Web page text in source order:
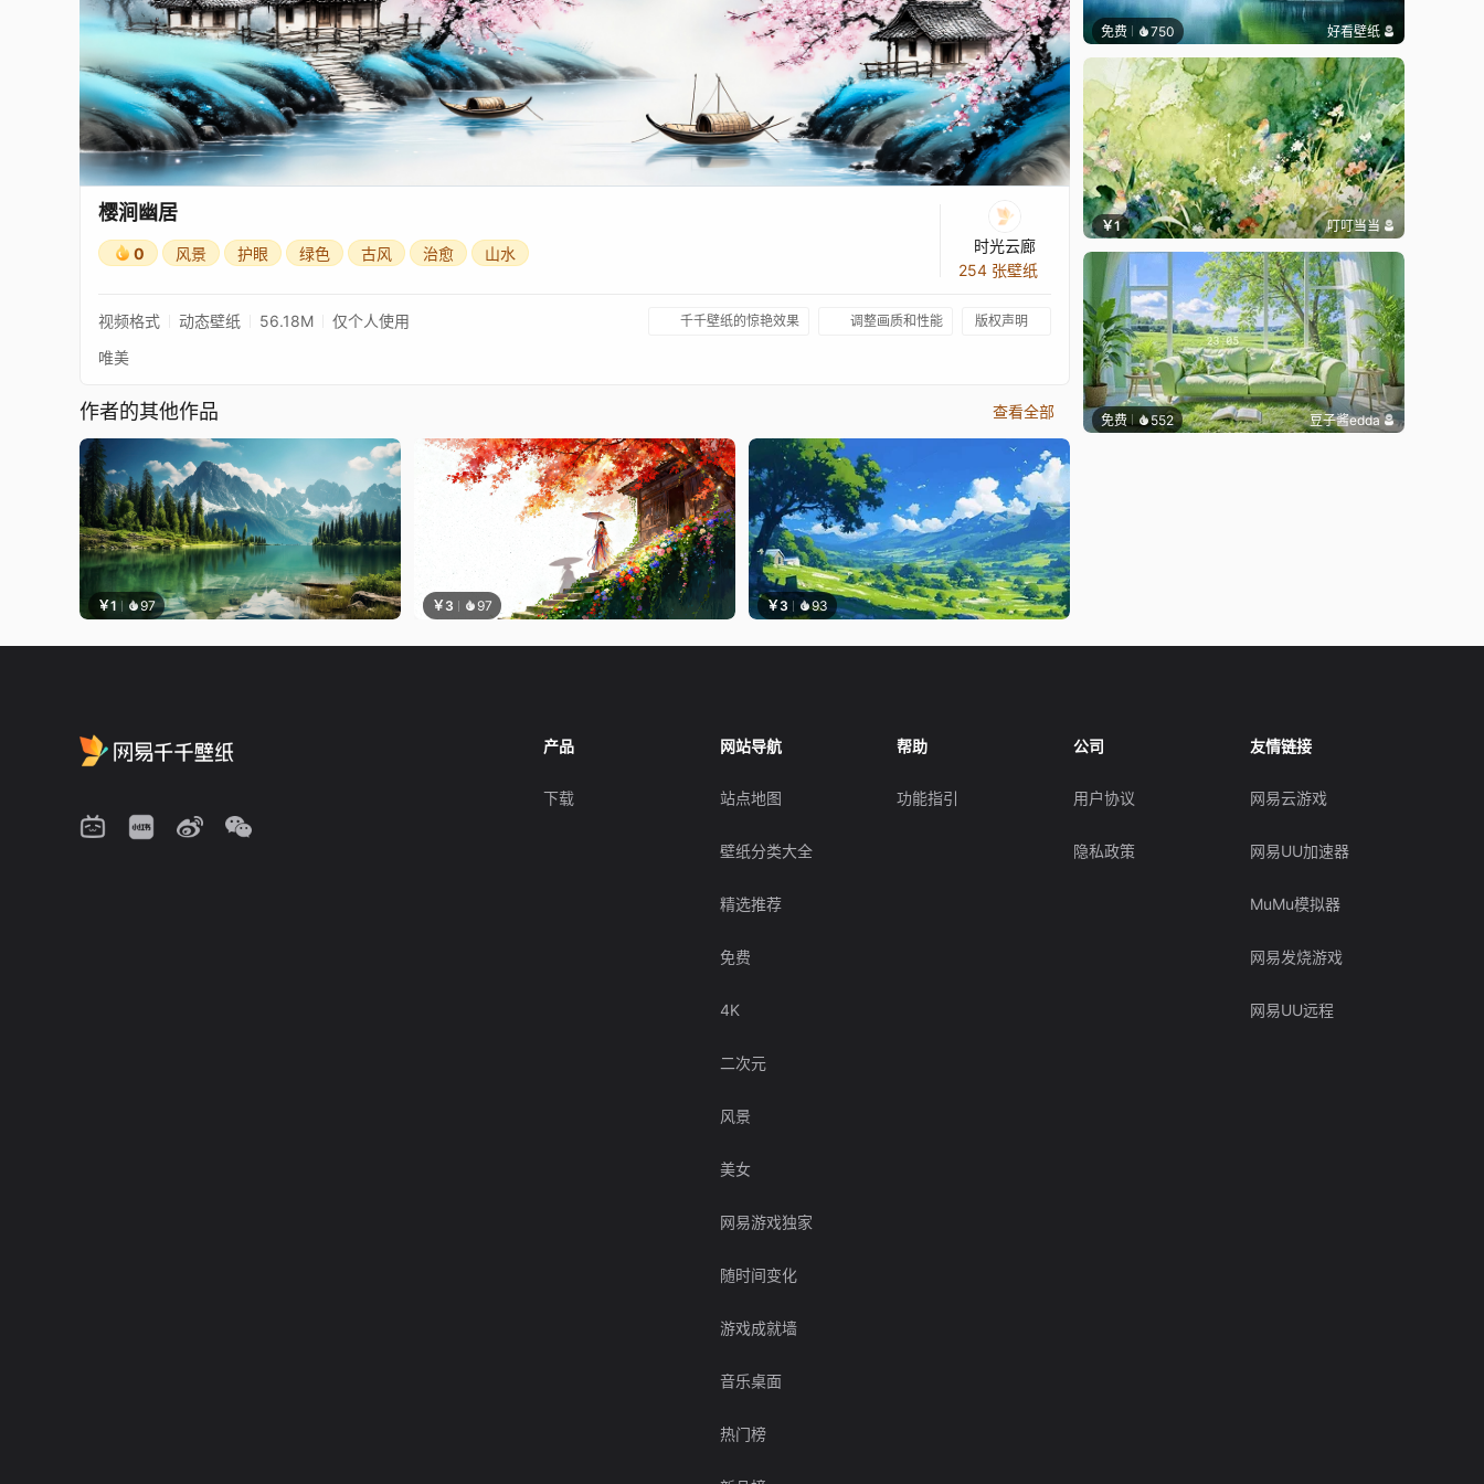
樱涧幽居
0 风景 护眼 绿色 古风 治愈 山水
时光云廊
254 张壁纸
视频格式 动态壁纸 56.18M 仅个人使用 千千壁纸的惊艳效果 调整画质和性能 版权声明
唯美
作者的其他作品 查看全部
￥1 97 ￥3 97 ￥3 93
免费 750 好看壁纸
￥1 叮叮当当
免费 552 豆子酱edda
产品
下载
网站导航
站点地图
壁纸分类大全
精选推荐
免费
4K
二次元
风景
美女
网易游戏独家
随时间变化
游戏成就墙
音乐桌面
热门榜
帮助
功能指引
公司
用户协议
隐私政策
友情链接
网易云游戏
网易UU加速器
MuMu模拟器
网易发烧游戏
网易UU远程